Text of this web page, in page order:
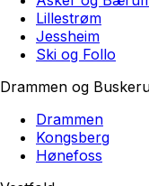
Lillestrøm
Jessheim
Ski og Follo
Drammen og
Drammen
Kongsberg
Hønefoss